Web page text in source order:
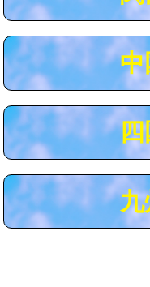
追加人工
※給水管工事は20mm
中
四